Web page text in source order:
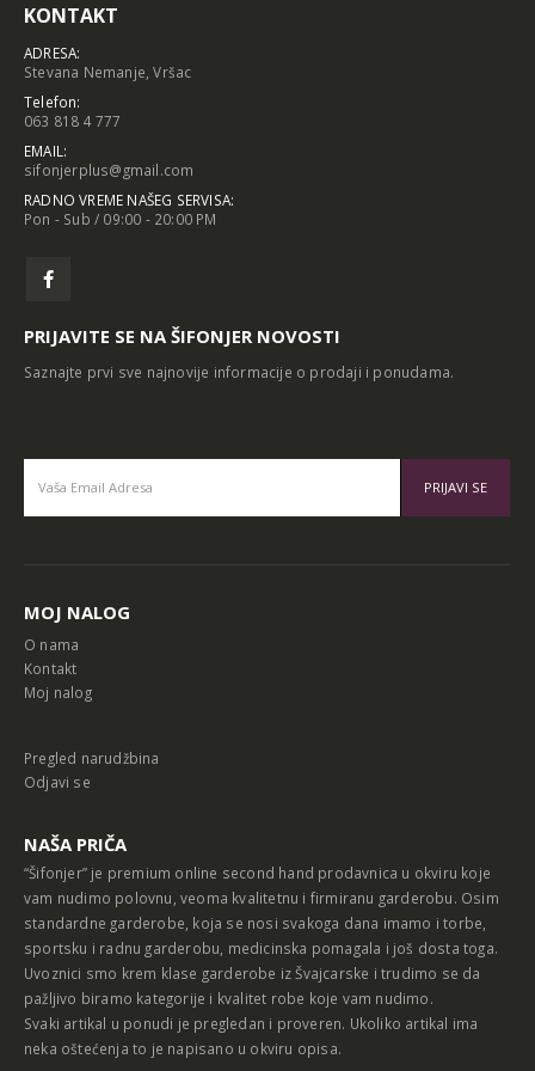
KONTAKT
ADRESA:
Stevana Nemanje, Vršac
Telefon:
EMAIL:
sifonjerplus@gmail.com
RADNO VREME NAŠEG SERVISA:
PRIJAVITE SE NA ŠIFONJER NOVOSTI
Saznajte prvi sve najnovije informacije o prodaji i ponudama.
MOJ NALOG
O nama
Kontakt
Moj nalog
Pregled narudžbina
Odjavi se
NAŠA PRIČA
“Šifonjer” je premium online second hand prodavnica u okviru koje
vam nudimo polovnu, veoma kvalitetnu i firmiranu garderobu. Osim
standardne garderobe, koja se nosi svakoga dana imamo i torbe,
sportsku i radnu garderobu, medicinska pomagala i još dosta toga.
Uvoznici smo krem klase garderobe iz Švajcarske i trudimo se da
pažljivo biramo kategorije i kvalitet robe koje vam nudimo.
Svaki artikal u ponudi je pregledan i proveren. Ukoliko artikal ima
neka oštećenja to je napisano u okviru opisa.